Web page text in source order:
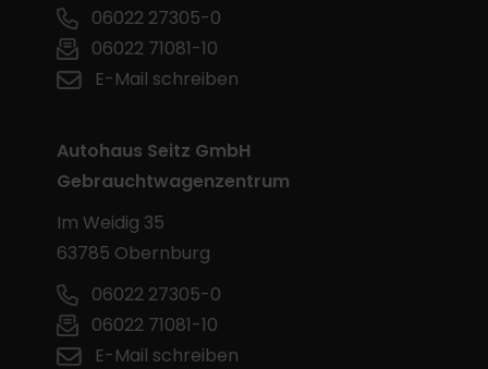
06022 27305-0
06022 71081-10
E-Mail schreiben
Autohaus Seitz GmbH
Gebrauchtwagenzentrum
Im Weidig 35
63785 Obernburg
06022 27305-0
06022 71081-10
E-Mail schreiben